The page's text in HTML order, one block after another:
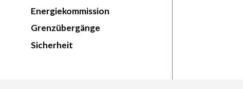
Energiekommission
Grenzübergänge
Sicherheit